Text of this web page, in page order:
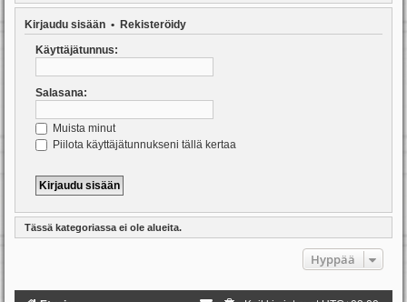
Kirjaudu sisään • Rekisteröidy
Käyttäjätunnus:
Salasana:
Muista minut
Piilota käyttäjätunnukseni tällä kertaa
Tässä kategoriassa ei ole alueita.
Hyppää